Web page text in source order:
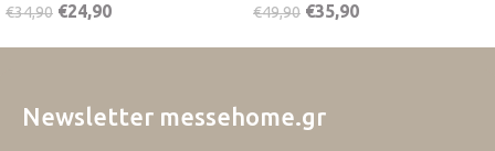
€34,90 €24,90 €49,90 €35,90
Newsletter messehome.gr